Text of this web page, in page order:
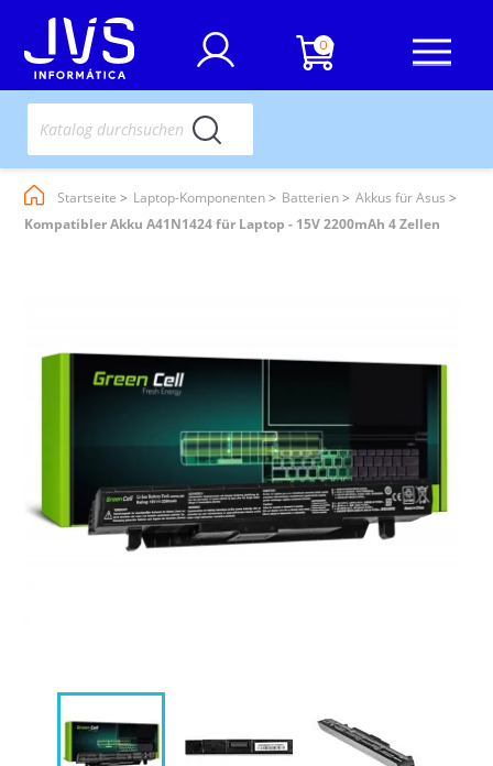
0
Startseite Laptop-Komponenten Batterien
Akkus für Asus
Kompatibler Akku A41N1424 für Laptop - 15V 2200mAh 4 Zellen